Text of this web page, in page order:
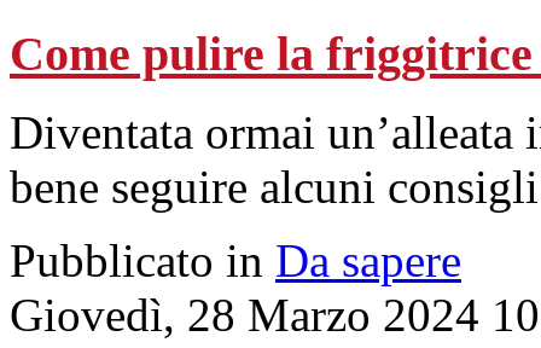
Come pulire la
Diventata ormai un’alleata
bene seguire alcuni
Pubblicato in Da sapere
Giovedì, 28 Marzo 2024